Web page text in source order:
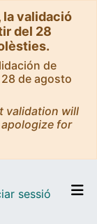
la validació
del 28
de
de agosto
validation will
for
sessió (current)